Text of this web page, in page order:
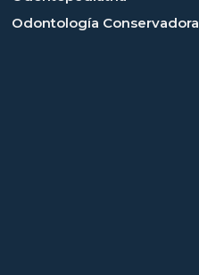
Odontología Conservadora